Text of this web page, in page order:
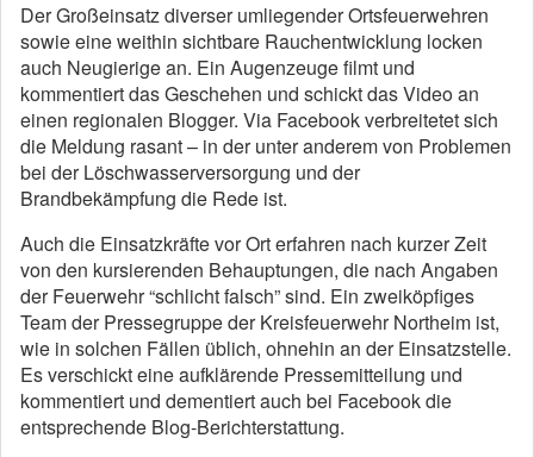
Der Großeinsatz diverser umliegender Ortsfeuerwehren
sowie eine weithin sichtbare Rauchentwicklung locken
auch Neugierige an. Ein Augenzeuge filmt und
kommentiert das Geschehen und schickt das Video an
einen regionalen Blogger. Via Facebook verbreitetet sich
die Meldung rasant – in der unter anderem von Problemen
bei der Löschwasserversorgung und der
Brandbekämpfung die Rede ist.
Auch die Einsatzkräfte vor Ort erfahren nach kurzer Zeit
von den kursierenden Behauptungen, die nach Angaben
der Feuerwehr “schlicht falsch” sind. Ein zweiköpfiges
Team der Pressegruppe der Kreisfeuerwehr Northeim ist,
wie in solchen Fällen üblich, ohnehin an der Einsatzstelle.
Es verschickt eine aufklärende Pressemitteilung und
kommentiert und dementiert auch bei Facebook die
entsprechende Blog-Berichterstattung.